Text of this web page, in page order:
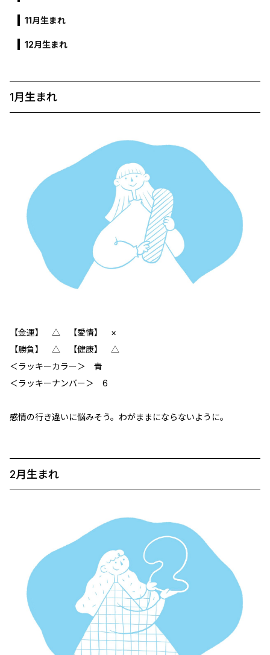
11月生まれ
12月生まれ
1月生まれ
【金運】 △ 【愛情】 ×
【勝負】 △ 【健康】 △
＜ラッキーカラー＞ 青
＜ラッキーナンバー＞ 6
感情の行き違いに悩みそう。わがままにならないように。
2月生まれ